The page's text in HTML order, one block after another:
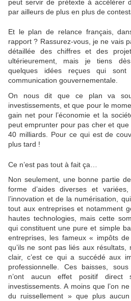
peut servir de prétexte à accélérer
par ailleurs de plus en plus de
Et le plan de relance français,
rapport ? Rassurez-vous, je ne vais
détaillée des chiffres et des
ultérieurement, mais je tiens
quelques idées reçues qui
communication gouvernementale.
On nous dit que ce plan va
investissements, et que pour le
gain net pour l’économie et la
peut emprunter pour pas cher et que
40 milliards. Pour ce qui est de
plus tard !
Ce n’est pas tout à fait ça…
Non seulement, une bonne partie
forme d’aides diverses et
l’innovation et de la numérisation,
tout aux entreprises et notamment
hautes technologies, mais cette
qui constituent une pure et simple
entreprises, les fameux « impôts
qu’ils ne sont pas liés aux résultats,
clair, c’est ce qui a succédé aux
professionnelle. Ces baisses,
n’ont aucun effet positif
investissements. A moins que l’on
du ruissellement » que plus aucun